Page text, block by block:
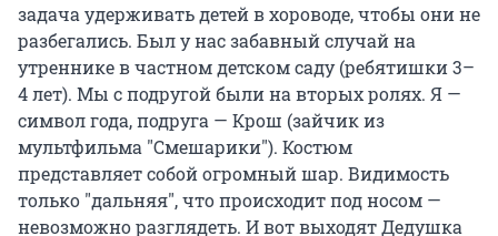
задача удерживать детей в хороводе, чтобы они не
разбегались. Был у нас забавный случай на
утреннике в частном детском саду (ребятишки 3–
4 лет). Мы с подругой были на вторых ролях. Я —
символ года, подруга — Крош (зайчик из
мультфильма "Смешарики"). Костюм
представляет собой огромный шар. Видимость
только "дальняя", что происходит под носом —
невозможно разглядеть. И вот выходят Дедушка